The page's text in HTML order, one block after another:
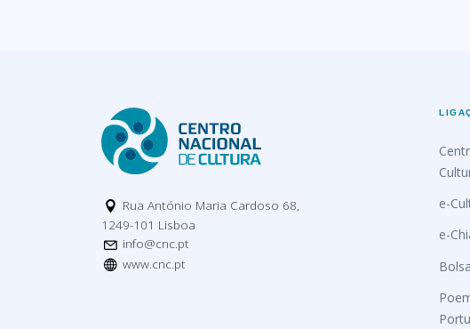
Rua António Maria Cardoso 68,
1249-101 Lisboa
info@cnc.pt
www.cnc.pt
e-
e-